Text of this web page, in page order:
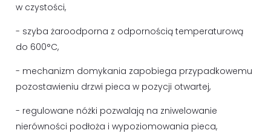
w czystości,
- szyba żaroodporna z odpornością temperaturową
do 600°C,
- mechanizm domykania zapobiega przypadkowemu
pozostawieniu drzwi pieca w pozycji otwartej,
- regulowane nóżki pozwalają na zniwelowanie
nierówności podłoża i wypoziomowania pieca,